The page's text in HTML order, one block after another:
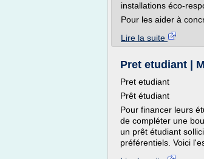
installations éco-
Pour les aider à
Lire la suite
Pret etudiant |
Pret etudiant
Prêt étudiant
Pour financer leurs
de compléter une
un prêt étudiant
préférentiels. Voici